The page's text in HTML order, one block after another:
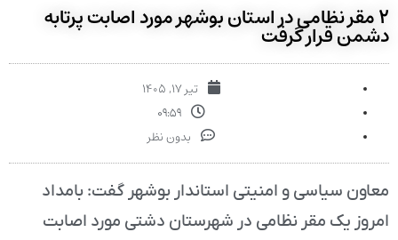
۲ مقر نظامی در استان بوشهر مورد اصابت پرتابه
دشمن قرار گرفت
تیر ۱۷, ۱۴۰۵
۰۹:۵۹
بدون نظر
معاون سیاسی و امنیتی استاندار بوشهر گفت: بامداد
امروز یک مقر نظامی در شهرستان دشتی مورد اصابت